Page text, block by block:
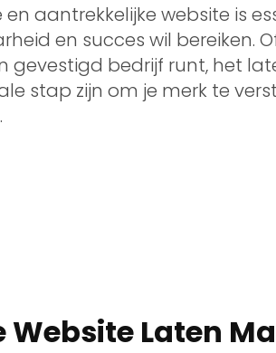
aantrekkelijke website is
en succes wil bereiken.
gevestigd bedrijf runt, het
stap zijn om je merk te
Laten